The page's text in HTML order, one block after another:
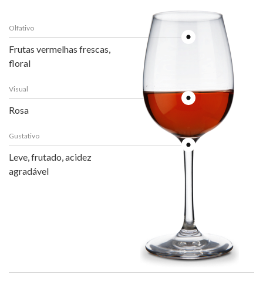
Olfativo
Frutas vermelhas frescas,
floral
Visual
Rosa
Gustativo
Leve, frutado, acidez
agradável